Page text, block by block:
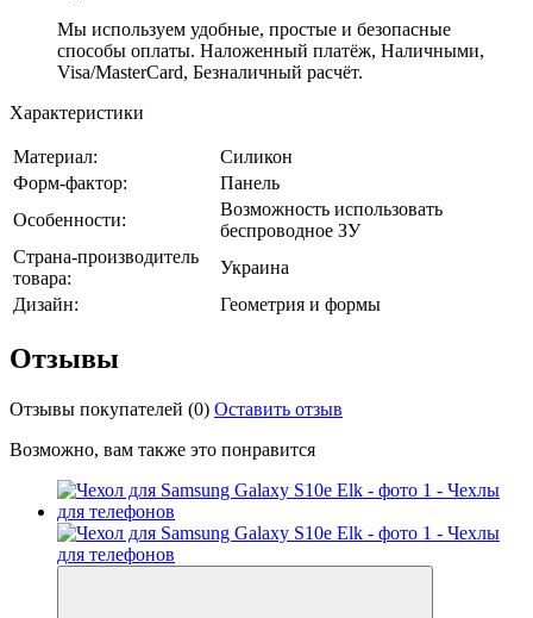
Мы используем удобные, простые и безопасные
способы оплаты. Наложенный платёж, Наличными,
Visa/MasterCard, Безналичный расчёт.
Характеристики
Материал:
Силикон
Форм-фактор:
Панель
Особенности:
Возможность использовать
беспроводное ЗУ
Страна-производитель
товара:
Украина
Дизайн:
Геометрия и формы
Отзывы
Отзывы покупателей (0) Оставить отзыв
Возможно, вам также это понравится